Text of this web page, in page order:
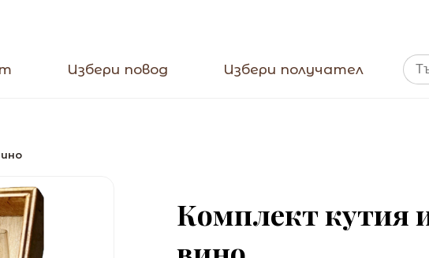
Избери повод Избери получател
Комплект кутия